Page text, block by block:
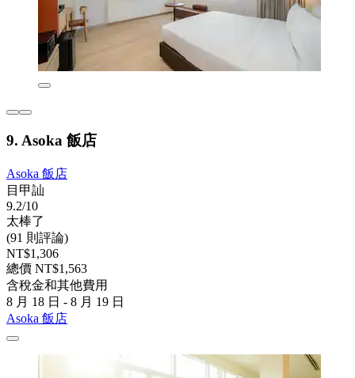
9. Asoka 飯店
Asoka 飯店
目甲訕
9.2/10
太棒了
(91 則評論)
NT$1,306
總價 NT$1,563
含稅金和其他費用
8 月 18 日 - 8 月 19 日
Asoka 飯店